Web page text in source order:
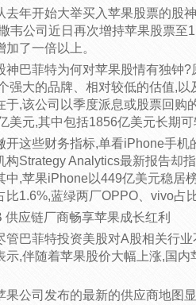
去年开始大举买入苹果股票的股
韦公司近日再次增持苹果股票
加了一倍以上。
神巴菲特为何对苹果股情有独钟
强大的品牌、相对较低的估值,
于,该公司以季度派息或股票回购
美元,其中包括1856亿美元长期可
开这些财务指标,单看iPhone手机
构Strategy Analytics最新报告却
中,苹果iPhone以449亿美元稳居
比1.6%,蓝绿两厂OPPO、vivo占
供应链厂商畅享苹果成长红利
管巴菲特投资美股对A股相关行
示,伴随着苹果股价大幅上涨,国
果公司发布的最新的供应商地图